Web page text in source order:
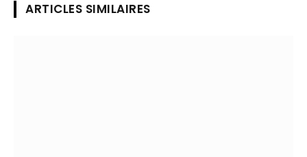
ARTICLES SIMILAIRES